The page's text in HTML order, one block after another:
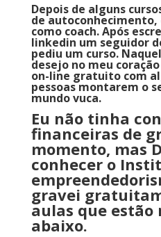
Depois de alguns
de
como coach. Após
linkedin um seguidor
pediu um curso.
desejo no meu
on-line gratuito com
pessoas montarem o
mundo vuca.
Eu não tinha
financeiras de
momento, mas
conhecer o
gravei
aulas que estão
abaixo.